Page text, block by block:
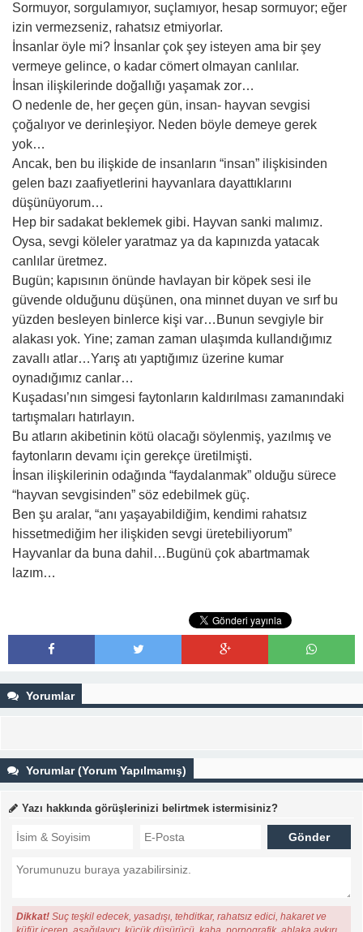
Sormuyor, sorgulamıyor, suçlamıyor, hesap sormuyor; eğer
izin vermezseniz, rahatsız etmiyorlar.
İnsanlar öyle mi? İnsanlar çok şey isteyen ama bir şey
vermeye gelince, o kadar cömert olmayan canlılar.
İnsan ilişkilerinde doğallığı yaşamak zor…
O nedenle de, her geçen gün, insan- hayvan sevgisi
çoğalıyor ve derinleşiyor. Neden böyle demeye gerek
yok…
Ancak, ben bu ilişkide de insanların “insan” ilişkisinden
gelen bazı zaafiyetlerini hayvanlara dayattıklarını
düşünüyorum…
Hep bir sadakat beklemek gibi. Hayvan sanki malımız.
Oysa, sevgi köleler yaratmaz ya da kapınızda yatacak
canlılar üretmez.
Bugün; kapısının önünde havlayan bir köpek sesi ile
güvende olduğunu düşünen, ona minnet duyan ve sırf bu
yüzden besleyen binlerce kişi var…Bunun sevgiyle bir
alakası yok. Yine; zaman zaman ulaşımda kullandığımız
zavallı atlar…Yarış atı yaptığımız üzerine kumar
oynadığımız canlar…
Kuşadası’nın simgesi faytonların kaldırılması zamanındaki
tartışmaları hatırlayın.
Bu atların akibetinin kötü olacağı söylenmiş, yazılmış ve
faytonların devamı için gerekçe üretilmişti.
İnsan ilişkilerinin odağında “faydalanmak” olduğu sürece
“hayvan sevgisinden” söz edebilmek güç.
Ben şu aralar, “anı yaşayabildiğim, kendimi rahatsız
hissetmediğim her ilişkiden sevgi üretebiliyorum”
Hayvanlar da buna dahil…Bugünü çok abartmamak
lazım…
Yorumlar
Yorumlar (Yorum Yapılmamış)
Yazı hakkında görüşlerinizi belirtmek istermisiniz?
Dikkat! Suç teşkil edecek, yasadışı, tehditkar, rahatsız edici, hakaret ve